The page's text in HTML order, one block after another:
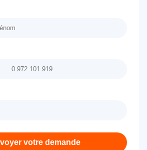
votre demande